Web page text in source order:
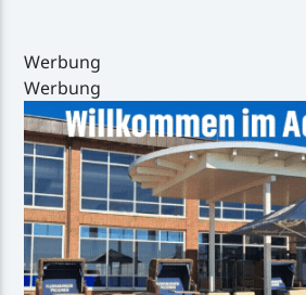
Handystream
Werbung
Werbung